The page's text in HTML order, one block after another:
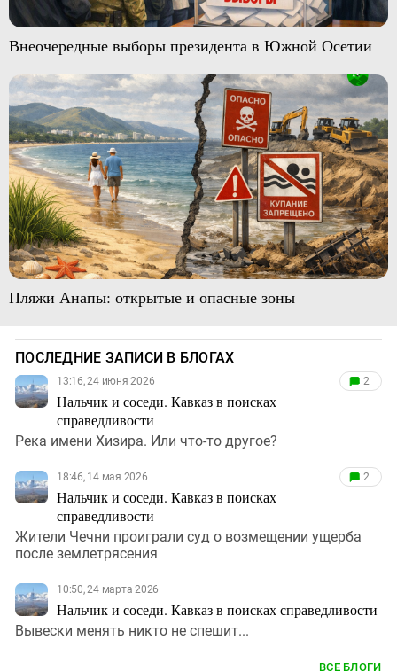
Внеочередные выборы президента в Южной Осетии
Пляжи Анапы: открытые и опасные зоны
ПОСЛЕДНИЕ ЗАПИСИ В БЛОГАХ
13:16, 24 июня 2026
Нальчик и соседи. Кавказ в поисках
справедливости
2
Река имени Хизира. Или что-то другое?
18:46, 14 мая 2026
Нальчик и соседи. Кавказ в поисках
справедливости
2
Жители Чечни проиграли суд о возмещении ущерба
после землетрясения
10:50, 24 марта 2026
Нальчик и соседи. Кавказ в поисках справедливости
Вывески менять никто не спешит...
ВСЕ БЛОГИ